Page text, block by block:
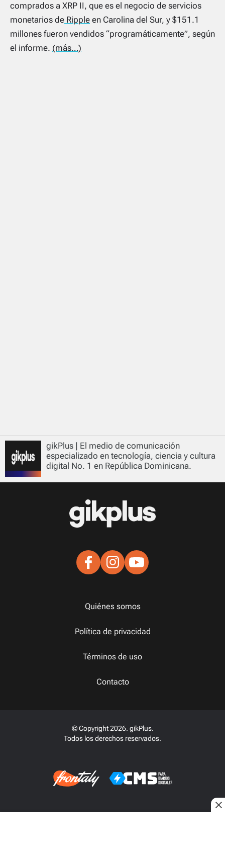
comprados a XRP II, que es el negocio de servicios
monetarios de Ripple en Carolina del Sur, y $151.1
millones fueron vendidos “programáticamente”, según
el informe. (más…)
gikPlus | El medio de comunicación
especializado en tecnología, ciencia y cultura
digital No. 1 en República Dominicana.
Quiénes somos
Política de privacidad
Términos de uso
Contacto
© Copyright 2026. gikPlus.
Todos los derechos reservados.